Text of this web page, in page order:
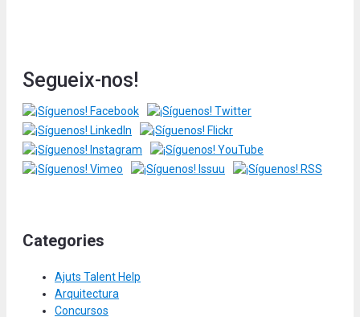
Segueix-nos!
Categories
Ajuts Talent Help
Arquitectura
Concursos